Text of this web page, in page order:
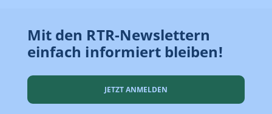
Mit den RTR-Newslettern
einfach informiert bleiben!
JETZT ANMELDEN